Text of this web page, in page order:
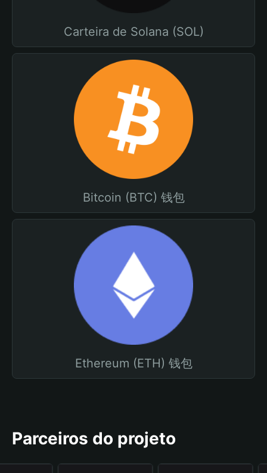
Carteira de Solana (SOL)
Bitcoin (BTC) 钱包
Ethereum (ETH) 钱包
Parceiros do projeto